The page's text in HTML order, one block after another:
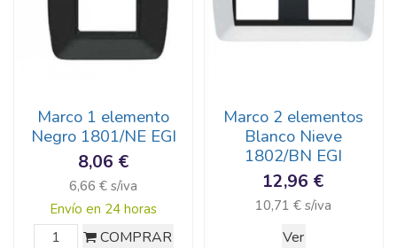
Marco 1 elemento
Negro 1801/NE EGI
8,06 €
6,66 € s/iva
Envío en 24 horas
COMPRAR
Marco 2 elementos
Blanco Nieve
1802/BN EGI
12,96 €
10,71 € s/iva
Ver